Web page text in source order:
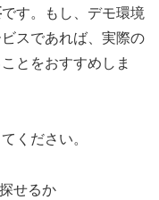
です。もし、デモ環境
スであれば、実際の
とをおすすめしま
ください。
せるか